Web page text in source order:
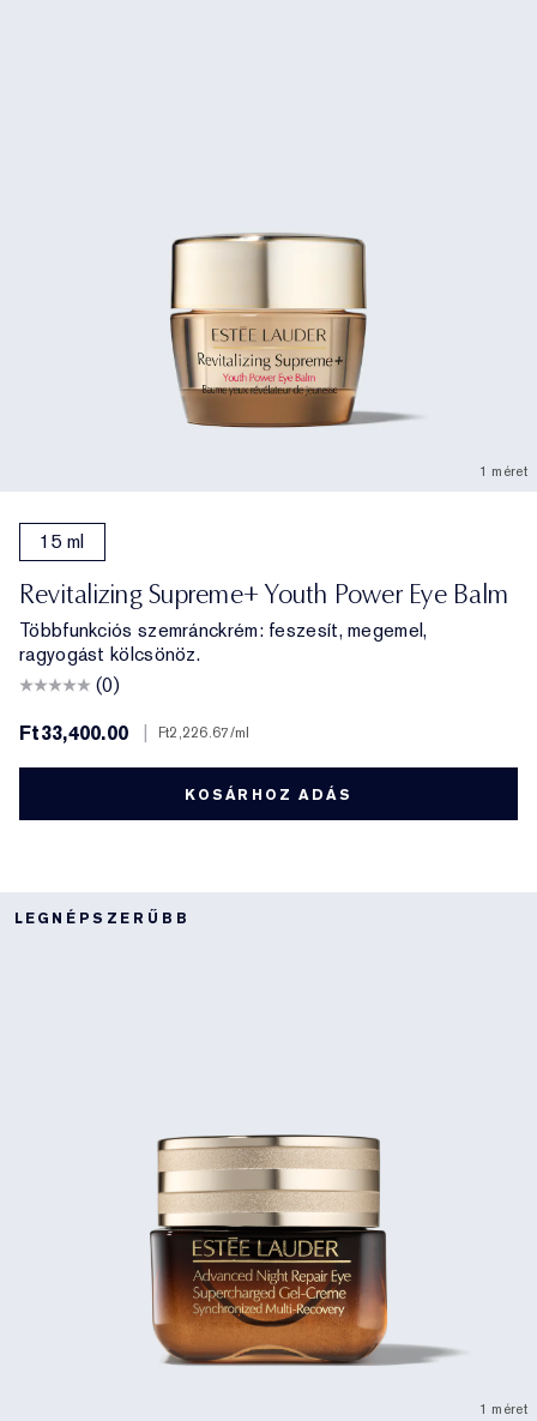
1 méret
15 ml
Revitalizing Supreme+ Youth Power Eye Balm
Többfunkciós szemránckrém: feszesít, megemel,
ragyogást kölcsönöz.
(0)
Ft33,400.00
Ft2,226.67/ml
KOSÁRHOZ ADÁS
LEGNÉPSZERŰBB
1 méret